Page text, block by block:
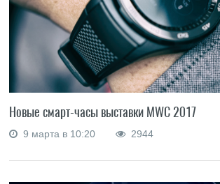
Новые смарт-часы выставки MWC 2017
9 марта в 10:20 2944